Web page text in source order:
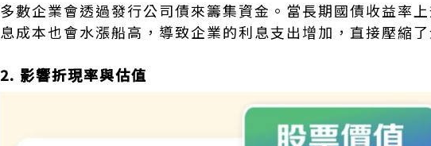
多數企業會透過發行公司債來籌集資金。當長期國債收益率
息成本也會水漲船高，導致企業的利息支出增加，直接壓縮
2. 影響折現率與估值